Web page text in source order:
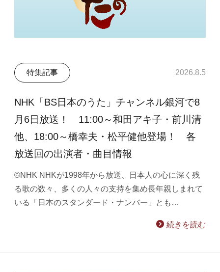
特集記事 2026.8.5
NHK「BS日本のうた」チャンネル銀河で8
月6日放送！ 11:00～和田アキ子・前川清
他、18:00～橋幸夫・松平健他登場！ 各
放送回の出演者・曲目情報
©NHK NHKが1998年から放送、日本人の心に深く残
る歌の数々、多くの人々の支持を集め長年親しまれて
いる「日本のスタンダード・ナンバー」とも…
続きを読む